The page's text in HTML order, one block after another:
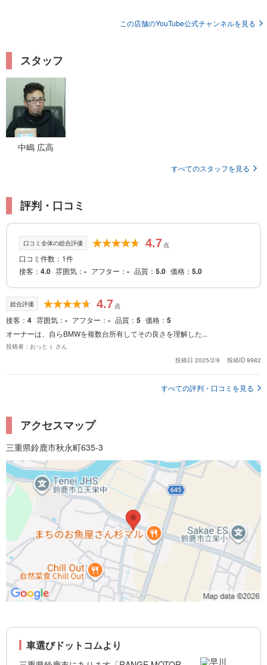
この店舗のYouTube公式チャンネルを見る
スタッフ
中嶋 広高
すべてのスタッフを見る
評判・口コミ
口コミ全体の総合評価 4.7 点
口コミ件数：1件
接客
4.0 雰囲気 - アフター - 品質 5.0 価格 5.0
総合評価 4.7 点
接客 4 雰囲気 - アフター - 品質 5 価格 5
オーナーは、自らBMWを複数台所有してその良さを理解した...
投稿者：おっとぅ さん
投稿日 2025/2/8
投稿ID 9982
すべての評判・口コミを見る
アクセスマップ
三重県鈴鹿市秋永町635-3
車選びドットコムより